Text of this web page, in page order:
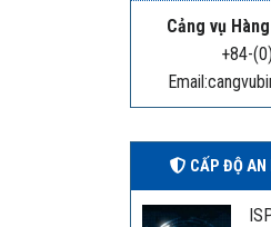
Cảng vụ
+84-
CẤP ĐỘ AN